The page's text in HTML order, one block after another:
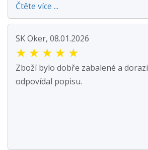
Čtěte více ...
SK Oker, 08.01.2026
★ ★ ★ ★ ★
Zboží bylo dobře zabalené a
odpovídal popisu.